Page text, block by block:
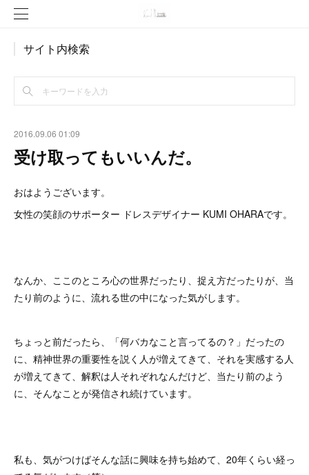
サイト内検索
2016.09.06 01:09
受け取ってもいいんだ。
おはようございます。
女性の笑顔のサポーター ドレスデザイナー KUMI OHARAです。
なんか、ここのところ心の世界だったり、捉え方だったりが、当
たり前のように、流れる世の中になった気がします。
ちょっと前だったら、「何バカなこと言ってるの？」だったの
に、精神世界の重要性を説く人が増えてきて、それを実感する人
が増えてきて、解釈は人それぞれなんだけど、当たり前のよう
に、そんなことが発信され続けています。
私も、気がつけばそんな話に興味を持ち始めて、20年くらい経っ